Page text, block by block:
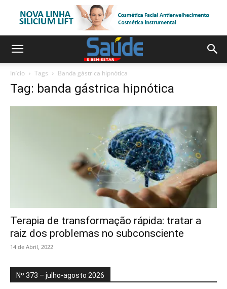
Início Tags Banda gástrica hipnótica
Tag: banda gástrica hipnótica
Terapia de transformação rápida: tratar a
raiz dos problemas no subconsciente
14 de Abril, 2022
Nº 373 – julho-agosto 2026